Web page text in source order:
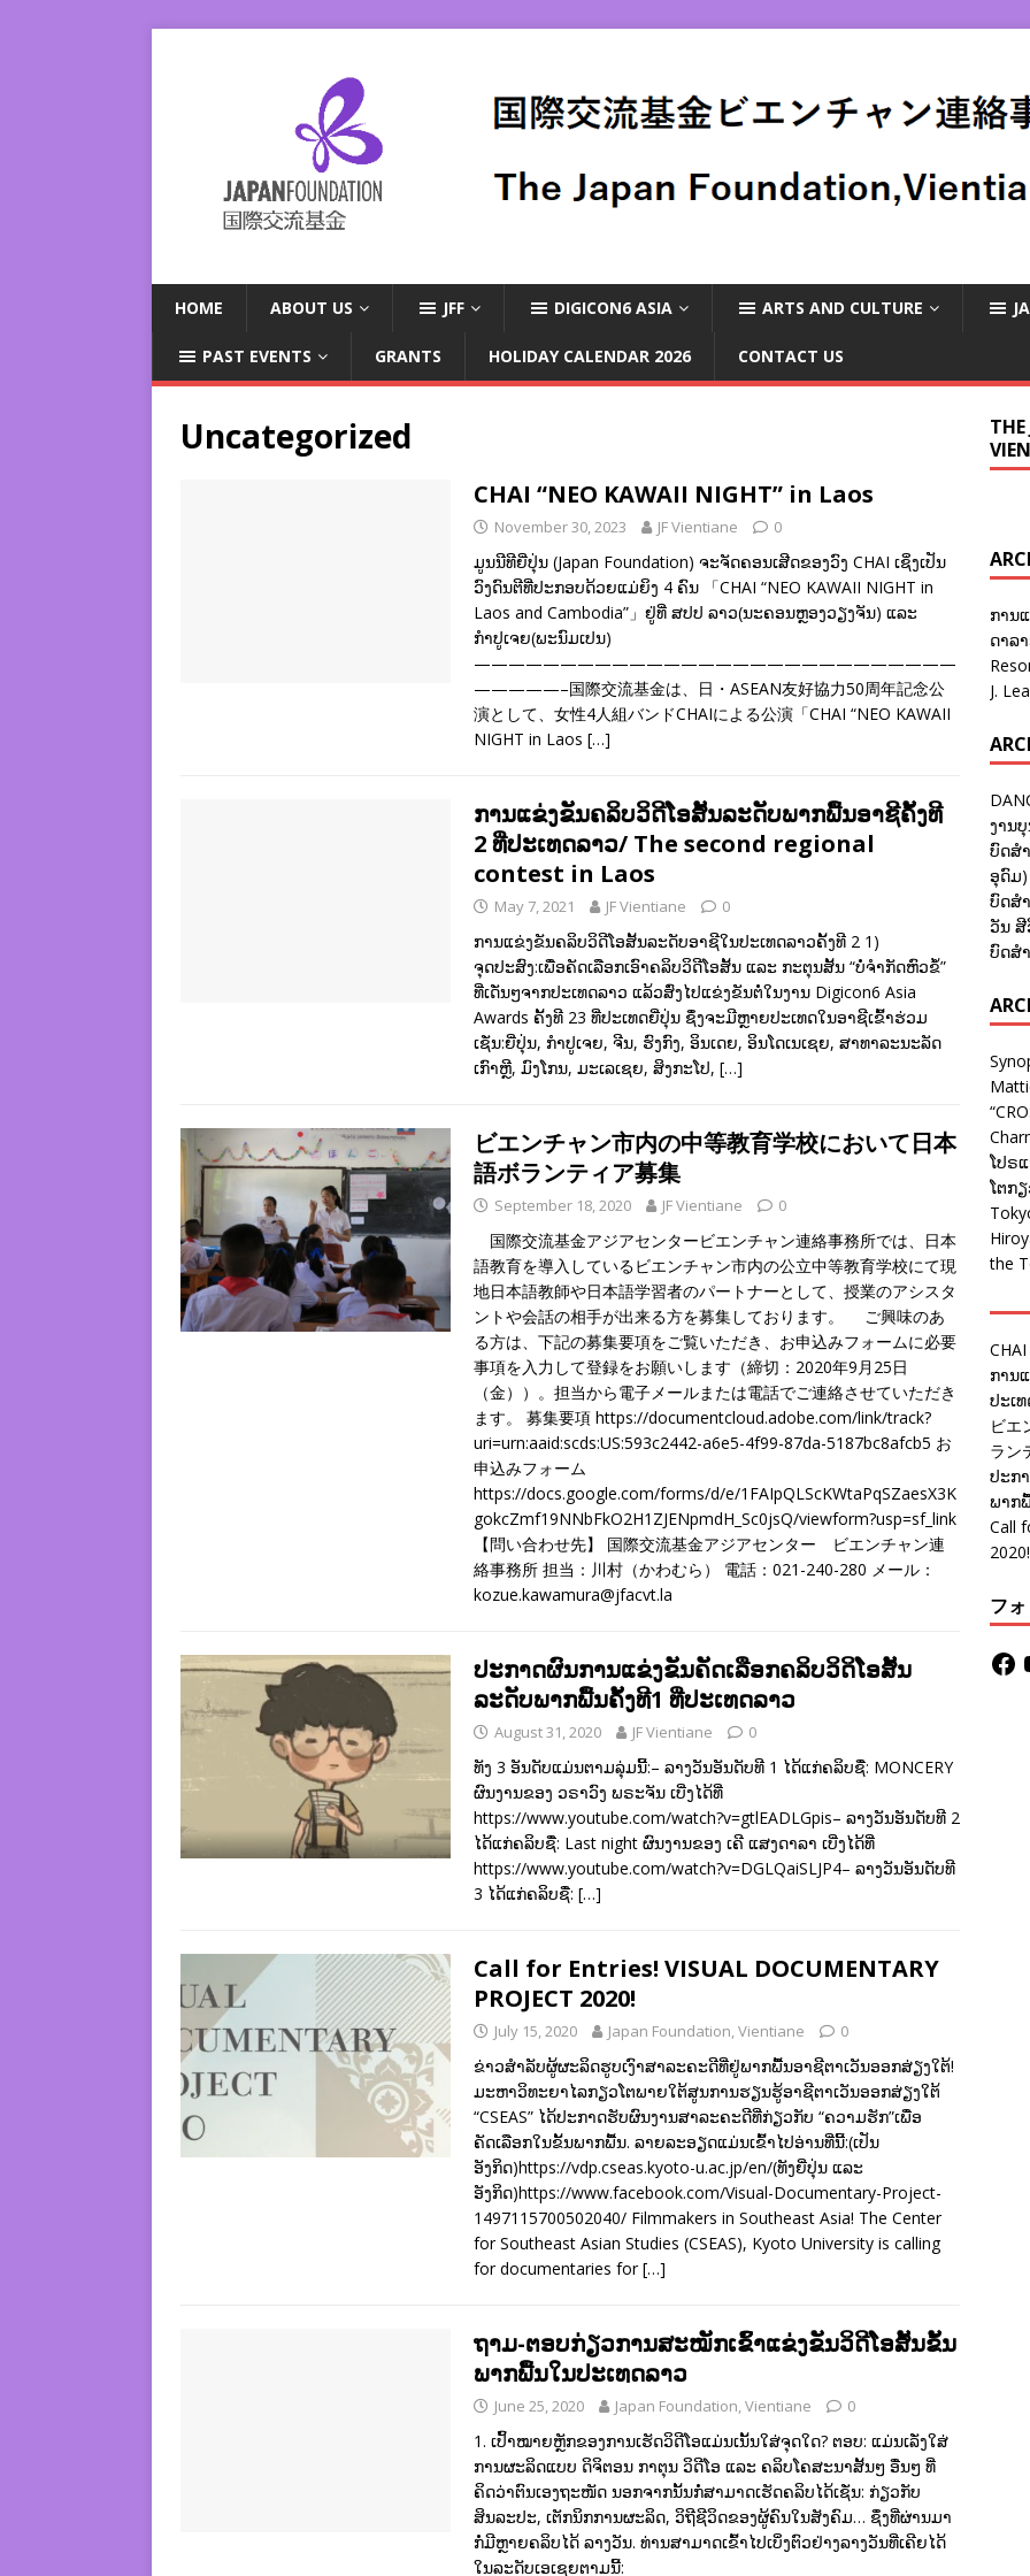
HOME ABOUT US JFF DIGICON6 ASIA ARTS AND CULTURE
PAST EVENTS GRANTS HOLIDAY CALENDAR 2026 CONTACT US
Uncategorized
CHAI “NEO KAWAII NIGHT” in Laos
November 30, 2023 JF Vientiane 0
ມູນນີທີຍີ່ປຸ່ນ (Japan Foundation) ຈະຈັດຄອນເສີດຂອງວົງ CHAI ເຊິ່ງເປັນ
ວົງດົນຕີທີ່ປະກອບດ້ວຍແມ່ຍິງ 4 ຄົນ 「CHAI “NEO KAWAII NIGHT in
Laos and Cambodia”」ຢູ່ທີ່ ສປປ ລາວ(ນະຄອນຫຼອງວຽງຈັນ) ແລະ
ກຳປູເຈຍ(ພະນົມເປນ)
————————————————————————————
—————–国際交流基金は、日・ASEAN友好協力50周年記念公
演として、女性4人組バンドCHAIによる公演「CHAI “NEO KAWAII
NIGHT in Laos […]
ການແຂ່ງຂັນຄລິບວິດີໂອສັ້ນລະດັບພາກພື້ນອາຊີຄັ້ງທີ
2 ທີ່ປະເທດລາວ/ The second regional
contest in Laos
May 7, 2021 JF Vientiane 0
ການແຂ່ງຂັນຄລິບວິດີໂອສັ້ນລະດັບອາຊີໃນປະເທດລາວຄັ້ງທີ 2 1)
ຈຸດປະສົງ:ເພື່ອຄັດເລືອກເອົາຄລິບວິດີໂອສັ້ນ ແລະ ກະຕຸນສັ້ນ “ບໍ່ຈຳກັດຫົວຂໍ້”
ທີ່ເດັ່ນໆຈາກປະເທດລາວ ແລ້ວສົ່ງໄປແຂ່ງຂັນຕໍ່ໃນງານ Digicon6 Asia
Awards ຄັ້ງທີ 23 ທີ່ປະເທດຍີ່ປຸ່ນ ຊຶ່ງຈະມີຫຼາຍປະເທດໃນອາຊີເຂົ້າຮ່ວມ
ເຊັ່ນ:ຍີ່ປຸ່ນ, ກຳປູເຈຍ, ຈີນ, ຮົງກົງ, ອິນເດຍ, ອິນໂດເນເຊຍ, ສາທາລະນະລັດ
ເກົາຫຼີ, ມົງໂກນ, ມະເລເຊຍ, ສິງກະໂປ, […]
ビエンチャン市内の中等教育学校において日本
語ボランティア募集
September 18, 2020 JF Vientiane 0
国際交流基金アジアセンタービエンチャン連絡事務所では、日本
語教育を導入しているビエンチャン市内の公立中等教育学校にて現
地日本語教師や日本語学習者のパートナーとして、授業のアシスタ
ントや会話の相手が出来る方を募集しております。 ご興味のあ
る方は、下記の募集要項をご覧いただき、お申込みフォームに必要
事項を入力して登録をお願いします（締切：2020年9月25日
（金））。担当から電子メールまたは電話でご連絡させていただき
ます。 募集要項 https://documentcloud.adobe.com/link/track?
uri=urn:aaid:scds:US:593c2442-a6e5-4f99-87da-5187bc8afcb5 お
申込みフォーム
https://docs.google.com/forms/d/e/1FAIpQLScKWtaPqSZaesX3K
gokcZmf19NNbFkO2H1ZJENpmdH_Sc0jsQ/viewform?usp=sf_link
【問い合わせ先】 国際交流基金アジアセンター ビエンチャン連
絡事務所 担当：川村（かわむら） 電話：021-240-280 メール：
kozue.kawamura@jfacvt.la
ປະກາດຜົນການແຂ່ງຂັນຄັດເລືອກຄລິບວິດິໂອສັ້ນ
ລະດັບພາກພື້ນຄັ້ງທີ1 ທີ່ປະເທດລາວ
August 31, 2020 JF Vientiane 0
ທັງ 3 ອັນດັບແມ່ນຕາມລຸ່ມນີ້:– ລາງວັນອັນດັບທີ 1 ໄດ້ແກ່ຄລິບຊື່: MONCERY
ຜົນງານຂອງ ວຣາວົງ ພຣະຈັນ ເບີ່ງໄດ້ທີ່
https://www.youtube.com/watch?v=gtlEADLGpis– ລາງວັນອັນດັບທີ 2
ໄດ້ແກ່ຄລິບຊື່່: Last night ຜົນງານຂອງ ເຄີ ແສງດາລາ ເບີ່ງໄດ້ທີ່
https://www.youtube.com/watch?v=DGLQaiSLJP4– ລາງວັນອັນດັບທີ
3 ໄດ້ແກ່ຄລິບຊື່: […]
Call for Entries! VISUAL DOCUMENTARY
PROJECT 2020!
July 15, 2020 Japan Foundation, Vientiane 0
ຂ່າວສຳລັບຜູ້ຜະລິດຮູບເງົາສາລະຄະດີທີ່ຢູ່ພາກພື້ນອາຊີຕາເວັນອອກສ່ຽງໃຕ້!
ມະຫາວິທະຍາໄລກຽວໂຕພາຍໃຕ້ສູນການຮຽນຮູ້ອາຊີຕາເວັນອອກສ່ຽງໃຕ້
“CSEAS” ໄດ້ປະກາດຮັບຜົນງານສາລະຄະດີທີ່ກ່ຽວກັບ “ຄວາມຮັກ”ເພື່ອ
ຄັດເລືອກໃນຂັ້ນພາກພື້ນ. ລາຍລະອຽດແມ່ນເຂົ້າໄປອ່ານທີ່ນີ້:(ເປັນ
ອັງກິດ)https://vdp.cseas.kyoto-u.ac.jp/en/(ທັງຍີ່ປຸ່ນ ແລະ
ອັງກິດ)https://www.facebook.com/Visual-Documentary-Project-
1497115700502040/ Filmmakers in Southeast Asia! The Center
for Southeast Asian Studies (CSEAS), Kyoto University is calling
for documentaries for[…]
ຖາມ-ຕອບກ່ຽວການສະໝັກເຂົ້າແຂ່ງຂັນວິດີໂອສັ້ນຂັ້ນ
ພາກພື້ນໃນປະເທດລາວ
June 25, 2020 Japan Foundation, Vientiane 0
1. ເປົ້າໝາຍຫຼັກຂອງການເຮັດວິດີໂອແມ່ນເນັ້ນໃສ່ຈຸດໃດ? ຕອບ: ແມ່ນເລັ່ງໃສ່
ການຜະລິດແບບ ດິຈິຕອນ ກາຕຸນ ວິດີໂອ ແລະ ຄລິບໂຄສະນາສັ້ນໆ ອື່ນໆ ທີ່
ຄິດວ່າຕົນເອງຖະໜັດ ນອກຈາກນັ້ນກໍ່ສາມາດເຮັດຄລິບໄດ້ເຊັ່ນ: ກ່ຽວກັບ
ສິນລະປະ, ເຕັກນິກການຜະລິດ, ວິຖີຊີວິດຂອງຜູ້ຄົນໃນສັງຄົມ… ຊຶ່ງທີ່ຜ່ານມາ
ກໍ່ມີຫຼາຍຄລິບໄດ້ ລາງວັນ. ທ່ານສາມາດເຂົ້າໄປເບິ່ງຕົວຢ່າງລາງວັນທີ່ເຄີຍໄດ້
ໃນລະດັບເອເຊຍຕາມນີ້:
ການ
ດາລ
J.
ງານ
ບົດສ
ອຸດົມ)
ບົດສ
ວັນ ສີ
ບົດສ
ໂປຣ
ໂຕກ
the
ການ
ປະເ
ビエ
ラン
ປະກ
ພາກ
Call
2020!
フ